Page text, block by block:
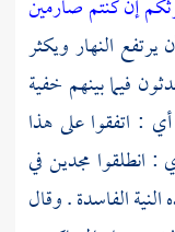
إن كنتم صارمين
النهار ويكثر
فيما بينهم خفية
أي : اتفقوا على هذا
: انطلقوا مجدين في
الفاسدة . وقال